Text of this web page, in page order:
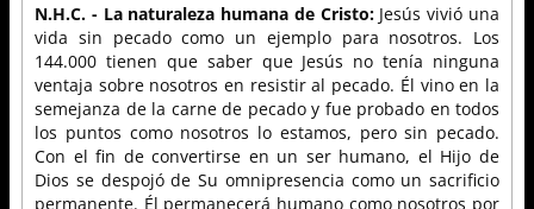
N.H.C. - La naturaleza humana de Cristo:Jesús vivió una
vida sin pecado como un ejemplo para nosotros. Los
144.000 tienen que saber que Jesús no tenía ninguna
ventaja sobre nosotros en resistir al pecado. Él vino en la
semejanza de la carne de pecado y fue probado en todos
los puntos como nosotros lo estamos, pero sin pecado.
Con el fin de convertirse en un ser humano, el Hijo de
Dios se despojó de Su omnipresencia como un sacrificio
permanente. Él permanecerá humano como nosotros por